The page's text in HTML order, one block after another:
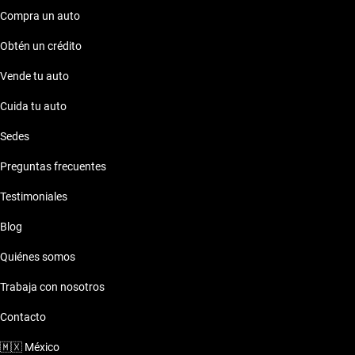
Compra un auto
Obtén un crédito
Vende tu auto
Cuida tu auto
Sedes
Preguntas frecuentes
Testimoniales
Blog
Quiénes somos
Trabaja con nosotros
Contacto
🇲🇽 México